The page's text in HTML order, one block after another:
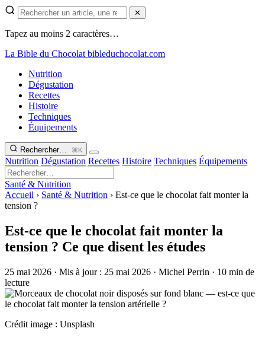
✕
Tapez au moins 2 caractères…
La Bible du Chocolat bibleduchocolat.com
Nutrition
Dégustation
Recettes
Histoire
Techniques
Équipements
Rechercher… ⌘K
Nutrition Dégustation Recettes Histoire Techniques Équipements
Santé & Nutrition
Accueil › Santé & Nutrition › Est-ce que le chocolat fait monter la
tension ?
Est-ce que le chocolat fait monter la
tension ? Ce que disent les études
25 mai 2026 · Mis à jour : 25 mai 2026 · Michel Perrin · 10 min de
lecture
Crédit image : Unsplash